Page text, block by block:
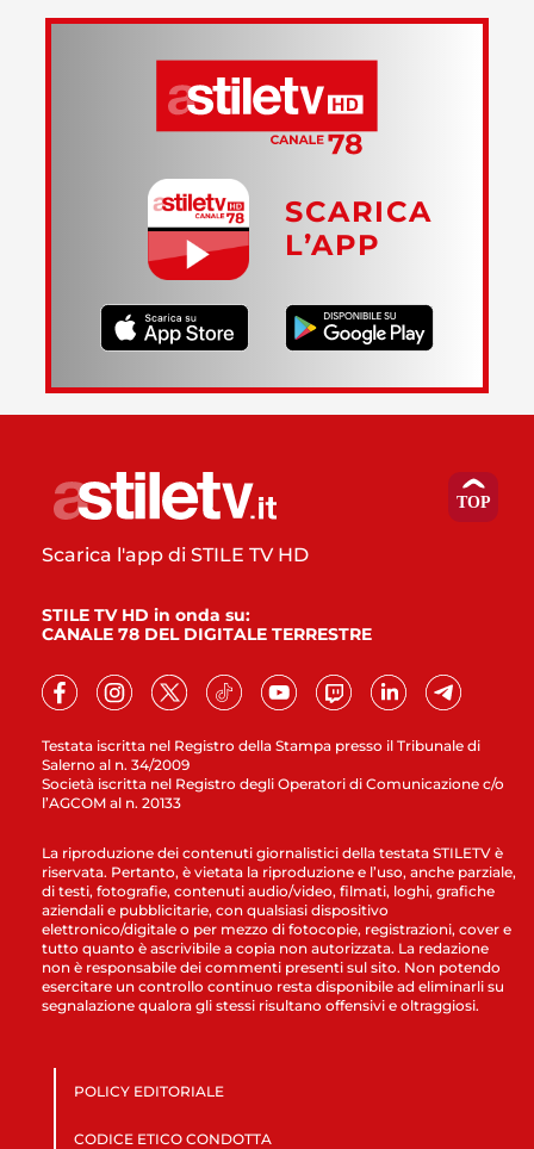
SCARICA
L’APP
Testata iscritta nel Registro della Stampa presso il Tribunale di
Salerno al n. 34/2009
Società iscritta nel Registro degli Operatori di Comunicazione c/o
l’AGCOM al n. 20133
Scarica l'app di STILE TV HD
STILE TV HD in onda su:
CANALE 78 DEL DIGITALE TERRESTRE
La riproduzione dei contenuti giornalistici della testata STILETV è
riservata. Pertanto, è vietata la riproduzione e l’uso, anche parziale,
di testi, fotografie, contenuti audio/video, filmati, loghi, grafiche
aziendali e pubblicitarie, con qualsiasi dispositivo
elettronico/digitale o per mezzo di fotocopie, registrazioni, cover e
tutto quanto è ascrivibile a copia non autorizzata. La redazione
non è responsabile dei commenti presenti sul sito. Non potendo
esercitare un controllo continuo resta disponibile ad eliminarli su
segnalazione qualora gli stessi risultano offensivi e oltraggiosi.
POLICY EDITORIALE
CODICE ETICO CONDOTTA